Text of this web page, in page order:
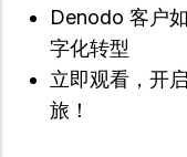
Denodo 客户
字化转型
立即观看，开
旅！